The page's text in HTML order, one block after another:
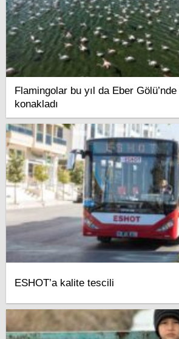
Flamingolar bu yıl da Eber
konakladı
ESHOT’a kalite tescili